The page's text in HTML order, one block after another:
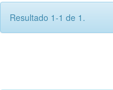
Resultado 1-1 de 1.